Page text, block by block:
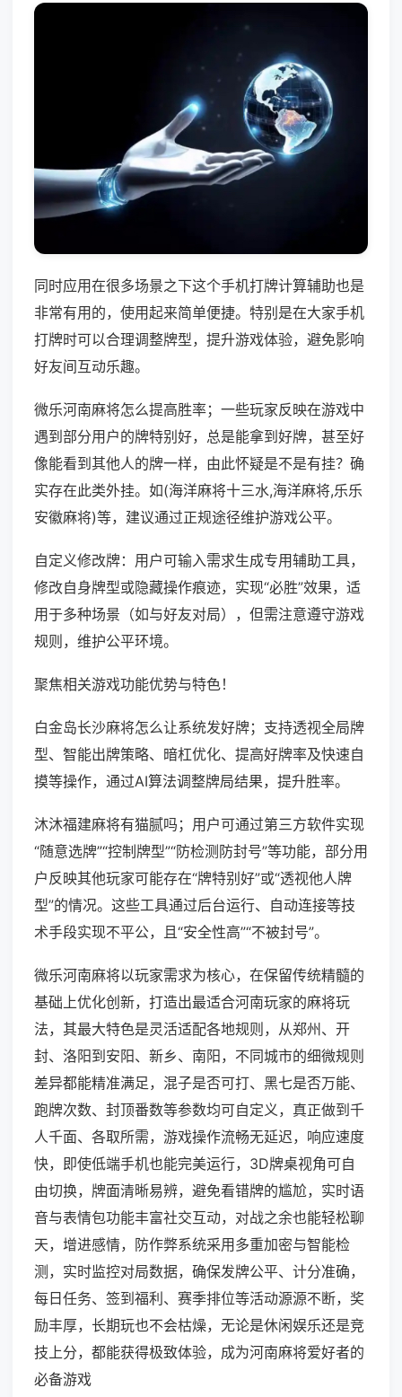
同时应用在很多场景之下这个手机打牌计算辅助也是
非常有用的，使用起来简单便捷。特别是在大家手机
打牌时可以合理调整牌型，提升游戏体验，避免影响
好友间互动乐趣。
微乐河南麻将怎么提高胜率；一些玩家反映在游戏中
遇到部分用户的牌特别好，总是能拿到好牌，甚至好
像能看到其他人的牌一样，由此怀疑是不是有挂？确
实存在此类外挂。如(海洋麻将十三水,海洋麻将,乐乐
安徽麻将)等，建议通过正规途径维护游戏公平。
自定义修改牌：用户可输入需求生成专用辅助工具，
修改自身牌型或隐藏操作痕迹，实现“必胜”效果，适
用于多种场景（如与好友对局），但需注意遵守游戏
规则，维护公平环境。
聚焦相关游戏功能优势与特色！
白金岛长沙麻将怎么让系统发好牌；支持透视全局牌
型、智能出牌策略、暗杠优化、提高好牌率及快速自
摸等操作，通过AI算法调整牌局结果，提升胜率。
沐沐福建麻将有猫腻吗；用户可通过第三方软件实现
“随意选牌”“控制牌型”“防检测防封号”等功能，部分用
户反映其他玩家可能存在“牌特别好”或“透视他人牌
型”的情况。这些工具通过后台运行、自动连接等技
术手段实现不平公，且“安全性高”“不被封号”。
微乐河南麻将以玩家需求为核心，在保留传统精髓的
基础上优化创新，打造出最适合河南玩家的麻将玩
法，其最大特色是灵活适配各地规则，从郑州、开
封、洛阳到安阳、新乡、南阳，不同城市的细微规则
差异都能精准满足，混子是否可打、黑七是否万能、
跑牌次数、封顶番数等参数均可自定义，真正做到千
人千面、各取所需，游戏操作流畅无延迟，响应速度
快，即使低端手机也能完美运行，3D牌桌视角可自
由切换，牌面清晰易辨，避免看错牌的尴尬，实时语
音与表情包功能丰富社交互动，对战之余也能轻松聊
天，增进感情，防作弊系统采用多重加密与智能检
测，实时监控对局数据，确保发牌公平、计分准确，
每日任务、签到福利、赛季排位等活动源源不断，奖
励丰厚，长期玩也不会枯燥，无论是休闲娱乐还是竞
技上分，都能获得极致体验，成为河南麻将爱好者的
必备游戏